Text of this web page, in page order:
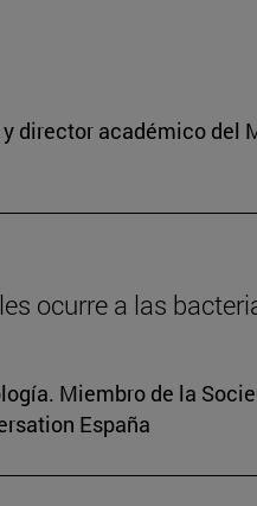
director académico del
ocurre a las
Miembro de la
España